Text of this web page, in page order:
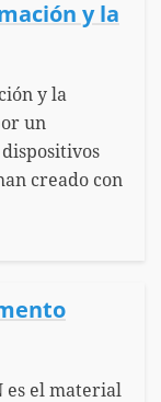
y la
y la
un
creado con
es el material